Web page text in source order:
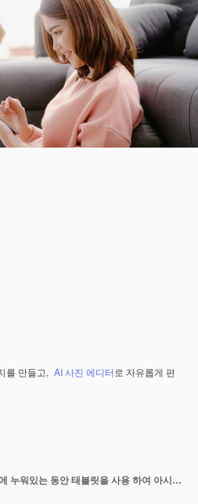
를 만들고, AI 사진 에디터 로 자유롭게 편
그녀의 거실에서 집 소파에 누워있는 동안 태블릿을 사용 하여 아시아 여자.